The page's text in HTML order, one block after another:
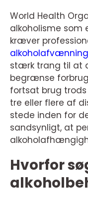
World Health
alkoholisme som
kræver
alkoholafvænning
stærk trang til at
begrænse
fortsat brug trods
tre eller flere af
stede inden for
sandsynligt, at
Hvorfor